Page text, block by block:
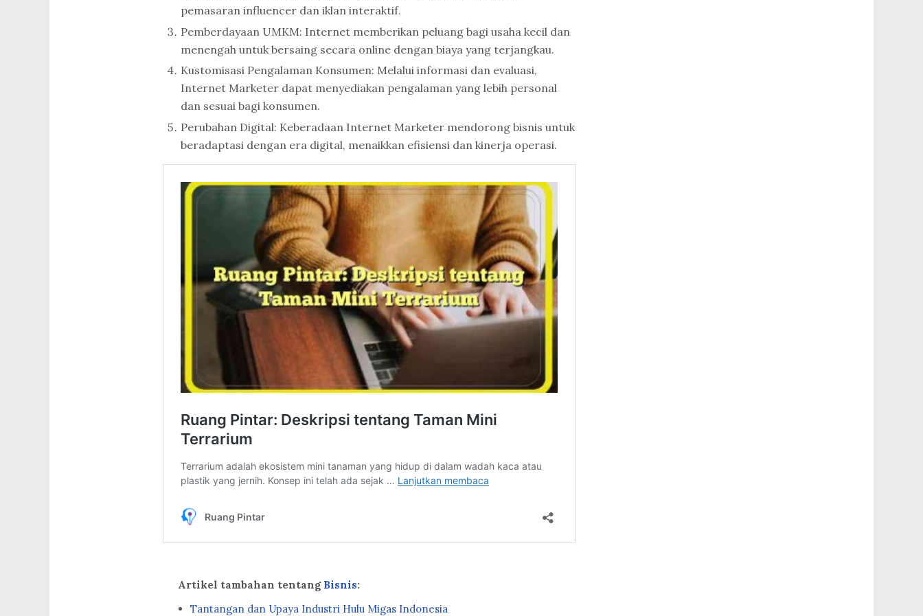
pemasaran influencer dan iklan interaktif.
Pemberdayaan UMKM: Internet memberikan peluang bagi usaha kecil dan
menengah untuk bersaing secara online dengan biaya yang terjangkau.
Kustomisasi Pengalaman Konsumen: Melalui informasi dan evaluasi,
Internet Marketer dapat menyediakan pengalaman yang lebih personal
dan sesuai bagi konsumen.
Perubahan Digital: Keberadaan Internet Marketer mendorong bisnis untuk
beradaptasi dengan era digital, menaikkan efisiensi dan kinerja operasi.
Artikel tambahan tentang Bisnis:
Tantangan dan Upaya Industri Hulu Migas Indonesia